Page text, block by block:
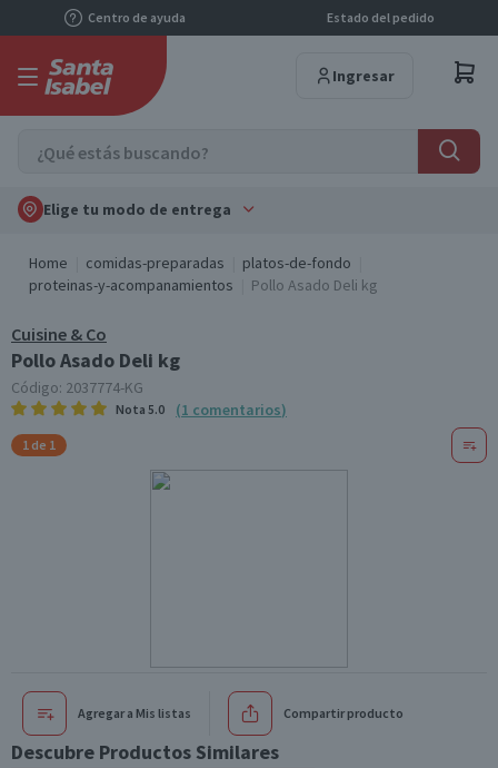
Centro de ayuda Estado del pedido
Ingresar
Elige tu modo de entrega
Home comidas-preparadas
platos-de-fondo
proteinas-y-acompanamientos
Pollo Asado Deli kg
Cuisine & Co
Pollo Asado Deli kg
Código: 2037774-KG
Nota 5.0 (1 comentarios)
1 de 1
Agregar a Mis listas Compartir producto
Descubre Productos Similares